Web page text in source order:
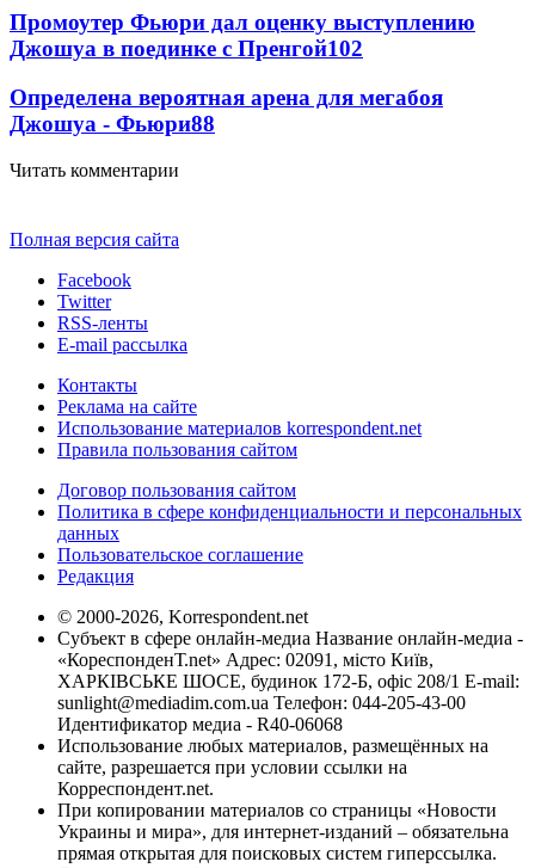
Промоутер Фьюри дал оценку выступлению
Джошуа в поединке с Пренгой102
Определена вероятная арена для мегабоя
Джошуа - Фьюри88
Читать комментарии
Полная версия сайта
Facebook
Twitter
RSS-ленты
E-mail рассылка
Контакты
Реклама на сайте
Использование материалов korrespondent.net
Правила пользования сайтом
Договор пользования сайтом
Политика в сфере конфиденциальности и персональных
данных
Пользовательское соглашение
Редакция
© 2000-2026, Korrespondent.net
Субъект в сфере онлайн-медиа Название онлайн-медиа -
«КореспонденТ.net» Адрес: 02091, місто Київ,
ХАРКІВСЬКЕ ШОСЕ, будинок 172-Б, офіс 208/1 E-mail:
sunlight@mediadim.com.ua Телефон: 044-205-43-00
Идентификатор медиа - R40-06068
Использование любых материалов, размещённых на
сайте, разрешается при условии ссылки на
Корреспондент.net.
При копировании материалов со страницы «Новости
Украины и мира», для интернет-изданий – обязательна
прямая открытая для поисковых систем гиперссылка.